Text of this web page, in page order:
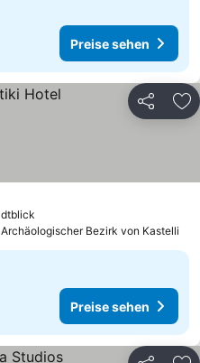
Preise sehen
Teilen
Bezirk von Kastelli
Preise sehen